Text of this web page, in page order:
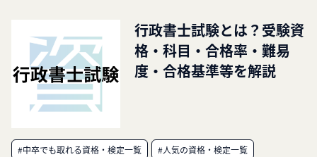
行政書士試験とは？受験資
格・科目・合格率・難易
度・合格基準等を解説
#中卒でも取れる資格・検定一覧 #人気の資格・検定一覧